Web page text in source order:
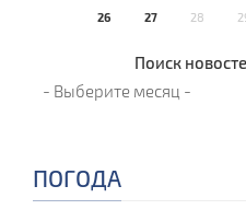
26 27 28
Поиск
ПОГОДА